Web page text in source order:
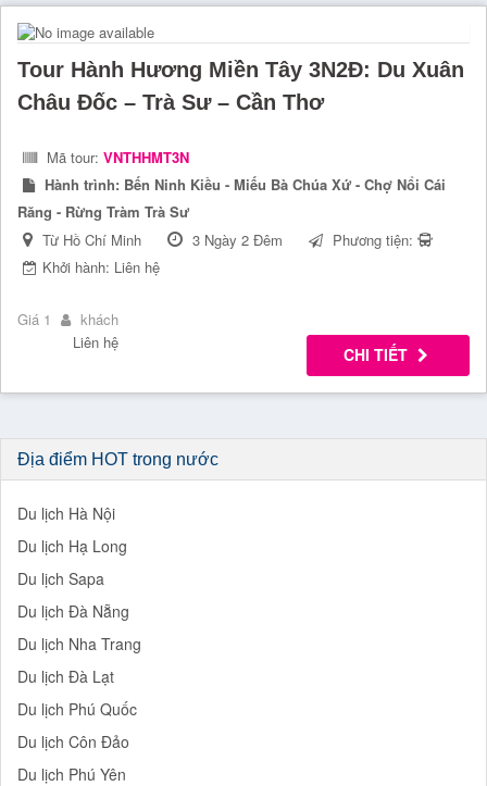
Tour Hành Hương Miền Tây 3N2Đ: Du Xuân
Châu Đốc – Trà Sư – Cần Thơ
Mã tour: VNTHHMT3N
Hành trình: Bến Ninh Kiều - Miếu Bà Chúa Xứ - Chợ Nổi Cái
Răng - Rừng Tràm Trà Sư
Từ Hồ Chí Minh
3 Ngày 2 Đêm
Phương tiện:
Khởi hành: Liên hệ
Giá 1
khách
Liên hệ
CHI TIẾT
Địa điểm HOT trong nước
Du lịch Hà Nội
Du lịch Hạ Long
Du lịch Sapa
Du lịch Đà Nẵng
Du lịch Nha Trang
Du lịch Đà Lạt
Du lịch Phú Quốc
Du lịch Côn Đảo
Du lịch Phú Yên